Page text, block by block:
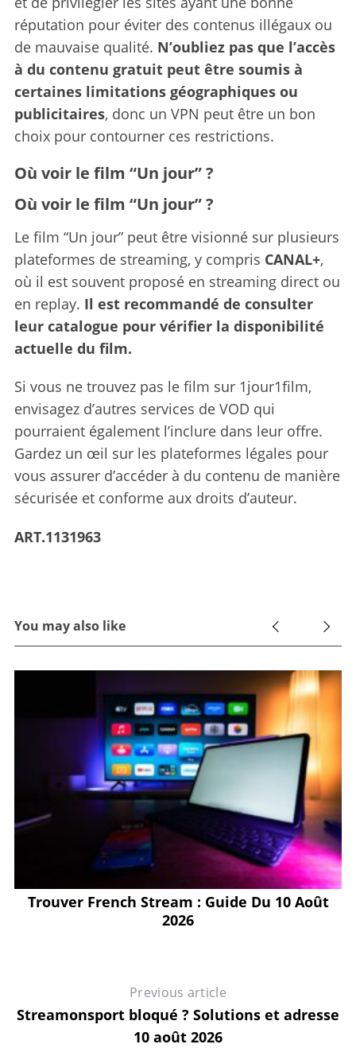
réputation pour éviter des contenus illégaux ou
de mauvaise qualité. N’oubliez pas que l’accès
à du contenu gratuit peut être soumis à
certaines limitations géographiques ou
publicitaires, donc un VPN peut être un bon
choix pour contourner ces restrictions.
Où voir le film “Un jour” ?
Où voir le film “Un jour” ?
Le film “Un jour” peut être visionné sur plusieurs
plateformes de streaming, y compris CANAL+,
où il est souvent proposé en streaming direct ou
en replay. Il est recommandé de consulter
leur catalogue pour vérifier la disponibilité
actuelle du film.
Si vous ne trouvez pas le film sur 1jour1film,
envisagez d’autres services de VOD qui
pourraient également l’inclure dans leur offre.
Gardez un œil sur les plateformes légales pour
vous assurer d’accéder à du contenu de manière
sécurisée et conforme aux droits d’auteur.
ART.1131963
You may also like
Trouver French Stream : Guide Du 10 Août
2026
Previous article
Streamonsport bloqué ? Solutions et adresse
10 août 2026